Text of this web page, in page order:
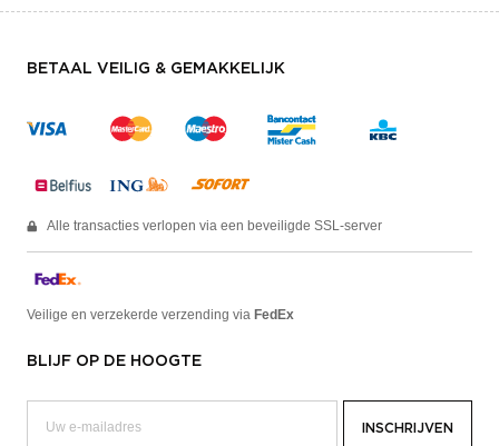
BETAAL VEILIG & GEMAKKELIJK
Alle transacties verlopen via een beveiligde SSL-server
Veilige en verzekerde verzending via FedEx
BLIJF OP DE HOOGTE